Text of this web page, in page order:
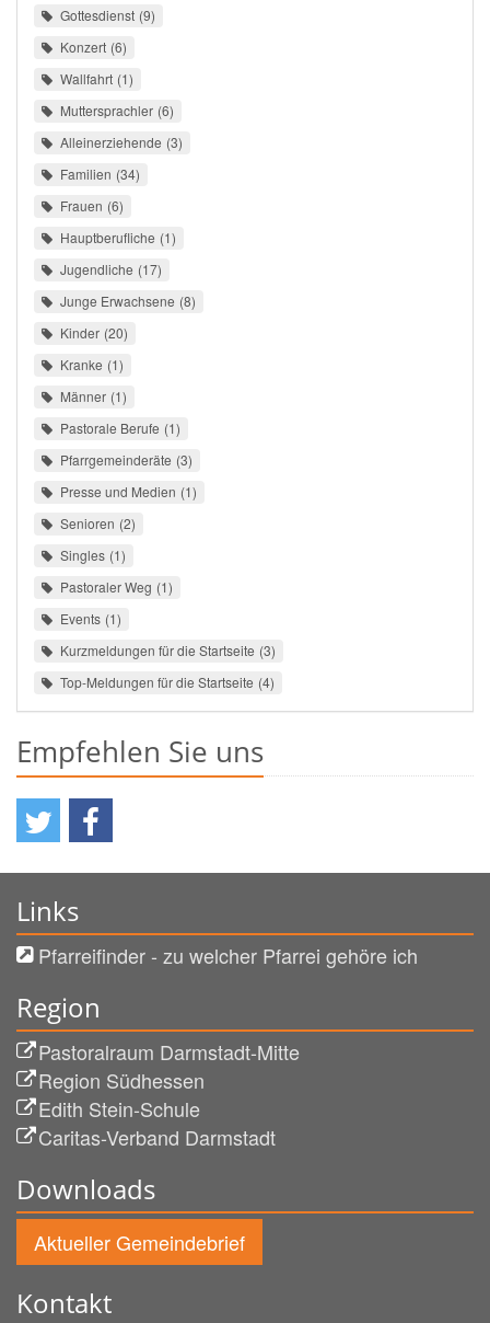
Gottesdienst 9
Konzert 6
Wallfahrt 1
Muttersprachler 6
Alleinerziehende 3
Familien 34
Frauen 6
Hauptberufliche 1
Jugendliche 17
Junge Erwachsene 8
Kinder 20
Kranke 1
Männer 1
Pastorale Berufe 1
Pfarrgemeinderäte 3
Presse und Medien 1
Senioren 2
Singles 1
Pastoraler Weg 1
Events 1
Kurzmeldungen für die Startseite 3
Top-Meldungen für die Startseite 4
Empfehlen Sie uns
Links
Pfarreifinder - zu welcher Pfarrei gehöre ich
Region
Pastoralraum Darmstadt-Mitte
Region Südhessen
Edith Stein-Schule
Caritas-Verband Darmstadt
Downloads
Aktueller Gemeindebrief
Kontakt